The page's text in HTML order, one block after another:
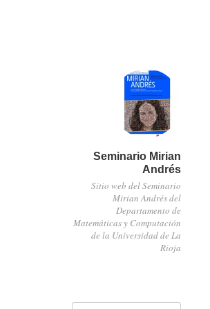
Seminario Mirian
Andrés
Sitio web del Seminario
Mirian Andrés del
Departamento de
Matemáticas y Computación
de la Universidad de La
Rioja